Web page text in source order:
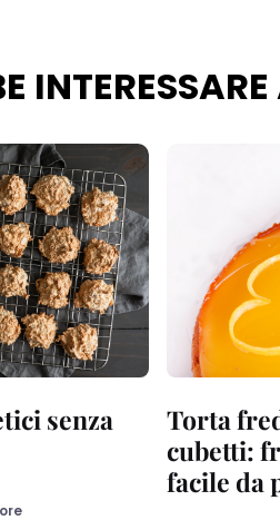
senza
Torta
cubetti:
facile da